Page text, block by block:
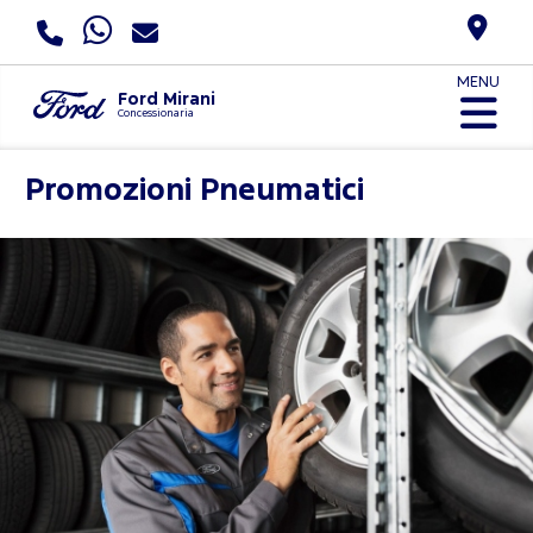
Ford Mirani
Concessionaria
MENU
Promozioni Pneumatici